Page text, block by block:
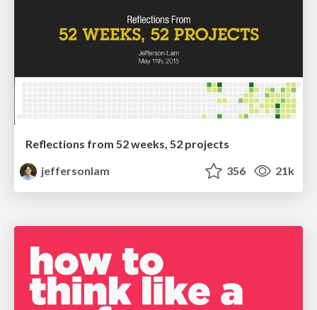
Reflections from 52 weeks, 52 projects
jeffersonlam
356 21k